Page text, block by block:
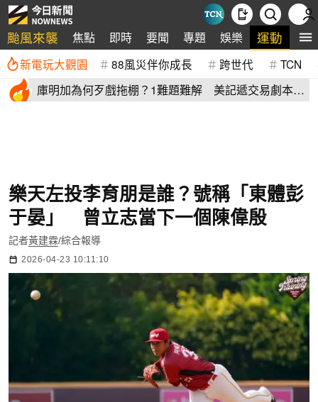
颱風來襲 焦點 即時 要聞 專題 娛樂 運動 全
新電玩大觀園 88風災伴你成長 跨世代 TCN
庫明加為何歹戲拖棚？1難題難解 美記遞交易劇本：
樂天左投李育朋是誰？號稱「東體彭
于晏」 曾立志當下一個陳偉殷
記者黃建霖/綜合報導
2026-04-23 10:11:10